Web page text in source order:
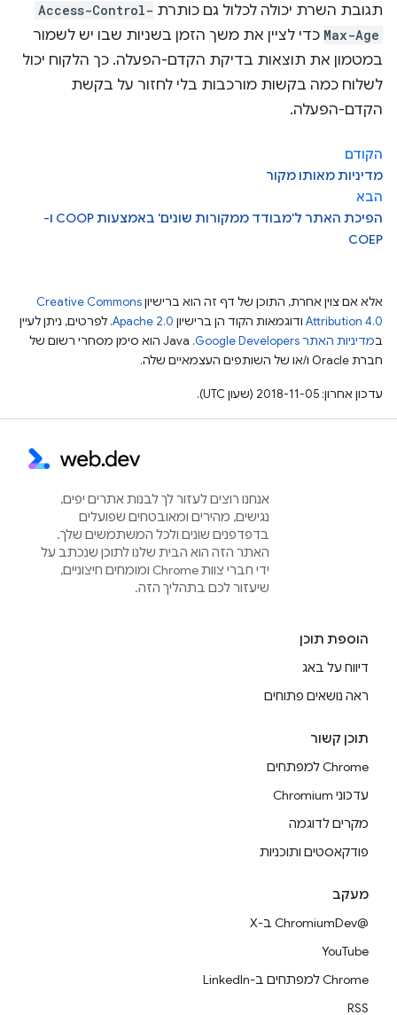
תגובת השרת יכולה לכלול גם כותרת Access-Control-
Max-Age כדי לציין את משך הזמן בשניות שבו יש לשמור
במטמון את תוצאות בדיקת הקדם-הפעלה. כך הלקוח יכול
לשלוח כמה בקשות מורכבות בלי לחזור על בקשת
הקדם-הפעלה.
הקודם
מדיניות מאותו מקור
הבא
הפיכת האתר ל'מבודד ממקורות שונים' באמצעות COOP ו-
COEP
אלא אם צוין אחרת, התוכן של דף זה הוא ברישיוןCreative Commons
Attribution 4.0 ודוגמאות הקוד הן ברישיון Apache 2.0. לפרטים, ניתן לעיין
במדיניות האתר Google Developers‏
.‏ Java הוא סימן מסחרי רשום של
חברת Oracle ו/או של השותפים העצמאיים שלה.
עדכון אחרון: 2018-11-05 (שעון UTC).
אנחנו רוצים לעזור לך לבנות אתרים יפים,
נגישים, מהירים ומאובטחים שפועלים
בדפדפנים שונים ולכל המשתמשים שלך.
האתר הזה הוא הבית שלנו לתוכן שנכתב על
ידי חברי צוות Chrome ומומחים חיצוניים,
שיעזור לכם בתהליך הזה.
הוספת תוכן
דיווח על באג
ראה נושאים פתוחים
תוכן קשור
Chrome למפתחים
עדכוני Chromium
מקרים לדוגמה
פודקאסטים ותוכניות
מעקב
@ChromiumDev ב-X
YouTube
Chrome למפתחים ב-LinkedIn
RSS